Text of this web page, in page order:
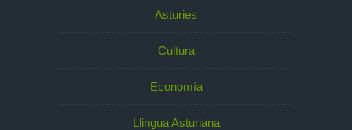
Asturies
Cultura
Economía
Llingua Asturiana